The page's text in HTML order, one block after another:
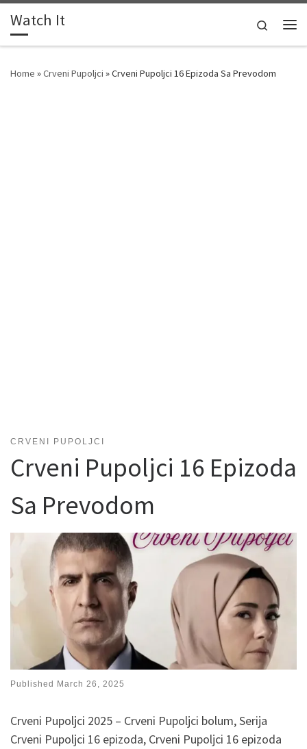
Skip to content
Watch It
Search
Home »Crveni Pupoljci »Crveni Pupoljci 16 Epizoda Sa Prevodom
CRVENI PUPOLJCI
Crveni Pupoljci 16 Epizoda
Sa Prevodom
Published March 26, 2025
Crveni Pupoljci 2025 – Crveni Pupoljci bolum, Serija
Crveni Pupoljci 16 epizoda, Crveni Pupoljci 16 epizoda